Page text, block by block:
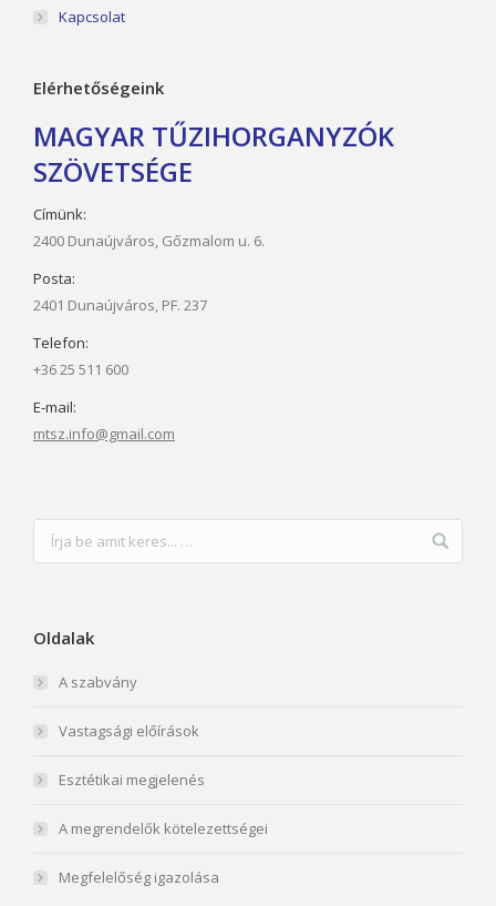
Kapcsolat
Elérhetőségeink
MAGYAR TŰZIHORGANYZÓK
SZÖVETSÉGE
Címünk:
2400 Dunaújváros, Gőzmalom u. 6.
Posta:
2401 Dunaújváros, PF. 237
Telefon:
+36 25 511 600
E-mail:
mtsz.info@gmail.com
Oldalak
A szabvány
Vastagsági előírások
Esztétikai megjelenés
A megrendelők kötelezettségei
Megfelelőség igazolása